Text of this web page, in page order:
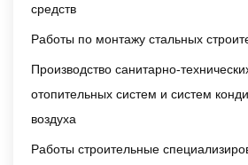
средств
Работы по монтажу стальных
Производство санитарно-
отопительных систем и систем
воздуха
Работы строительные